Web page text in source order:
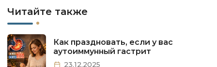
Читайте также
Как праздновать, если у вас
аутоиммунный гастрит
23.12.2025